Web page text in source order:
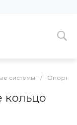
системы / Опорно-